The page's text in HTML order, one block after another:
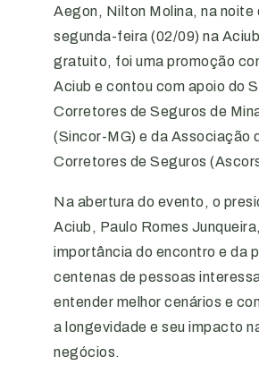
Aegon, Nilton Molina, na noite
segunda-feira (02/09) na
gratuito, foi uma promoção
Aciub e contou com apoio do
Corretores de Seguros de
(Sincor-MG) e da Associação
Corretores de Seguros
Na abertura do evento, o
Aciub, Paulo Romes
importância do encontro e da
centenas de pessoas
entender melhor cenários e
a longevidade e seu impacto
negócios.